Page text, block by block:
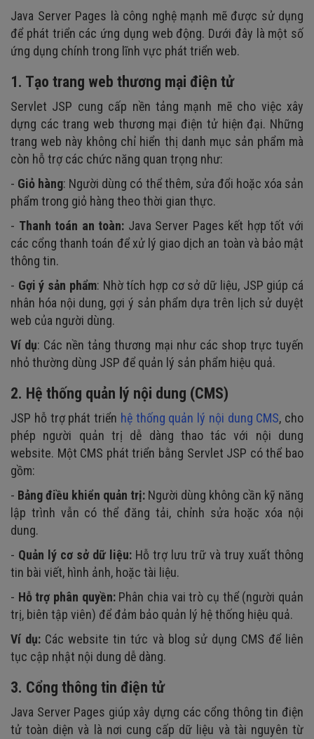
Java Server Pages là công nghệ mạnh mẽ được sử dụng
để phát triển các ứng dụng web động. Dưới đây là một số
ứng dụng chính trong lĩnh vực phát triển web.
1. Tạo trang web thương mại điện tử
Servlet JSP cung cấp nền tảng mạnh mẽ cho việc xây
dựng các trang web thương mại điện tử hiện đại. Những
trang web này không chỉ hiển thị danh mục sản phẩm mà
còn hỗ trợ các chức năng quan trọng như:
- Giỏ hàng: Người dùng có thể thêm, sửa đổi hoặc xóa sản
phẩm trong giỏ hàng theo thời gian thực.
- Thanh toán an toàn: Java Server Pages kết hợp tốt với
các cổng thanh toán để xử lý giao dịch an toàn và bảo mật
thông tin.
- Gợi ý sản phẩm: Nhờ tích hợp cơ sở dữ liệu, JSP giúp cá
nhân hóa nội dung, gợi ý sản phẩm dựa trên lịch sử duyệt
web của người dùng.
Ví dụ: Các nền tảng thương mại như các shop trực tuyến
nhỏ thường dùng JSP để quản lý sản phẩm hiệu quả.
2. Hệ thống quản lý nội dung (CMS)
JSP hỗ trợ phát triển hệ thống quản lý nội dung CMS, cho
phép người quản trị dễ dàng thao tác với nội dung
website. Một CMS phát triển bằng Servlet JSP có thể bao
gồm:
- Bảng điều khiển quản trị: Người dùng không cần kỹ năng
lập trình vẫn có thể đăng tải, chỉnh sửa hoặc xóa nội
dung.
- Quản lý cơ sở dữ liệu: Hỗ trợ lưu trữ và truy xuất thông
tin bài viết, hình ảnh, hoặc tài liệu.
- Hỗ trợ phân quyền:Phân chia vai trò cụ thể (người quản
trị, biên tập viên) để đảm bảo quản lý hệ thống hiệu quả.
Ví dụ: Các website tin tức và blog sử dụng CMS để liên
tục cập nhật nội dung dễ dàng.
3. Cổng thông tin điện tử
Java Server Pages giúp xây dựng các cổng thông tin điện
tử toàn diện và là nơi cung cấp dữ liệu và tài nguyên từ